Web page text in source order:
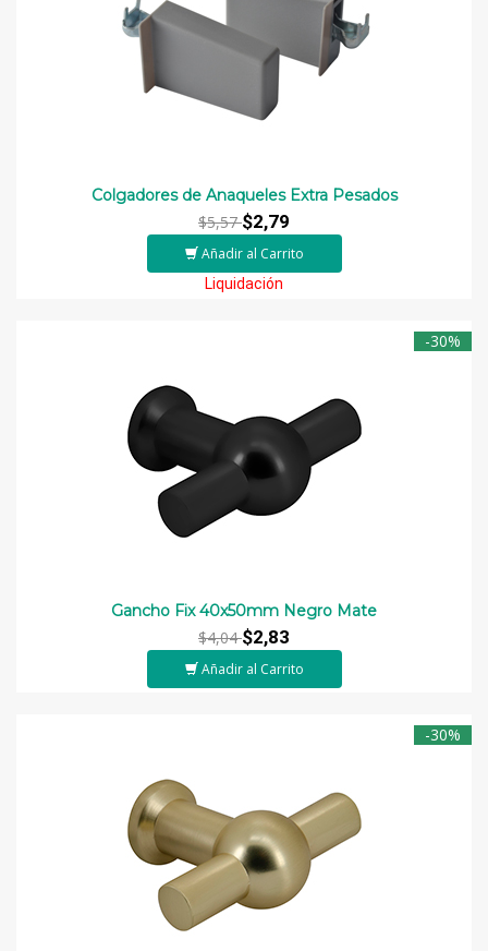
Colgadores de Anaqueles Extra Pesados
$5,57$2,79
Añadir al Carrito
Liquidación
-30%
Gancho Fix 40x50mm Negro Mate
$4,04$2,83
Añadir al Carrito
-30%